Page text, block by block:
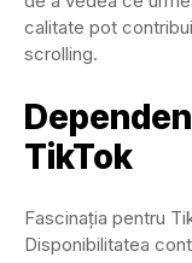
calitate pot
scrolling.
TikTok
Fascinația pentru
Disponibilitatea